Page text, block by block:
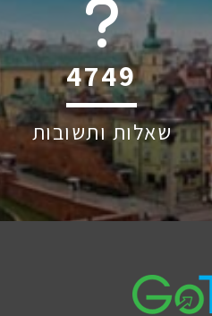
6045
שאלות ותשובות